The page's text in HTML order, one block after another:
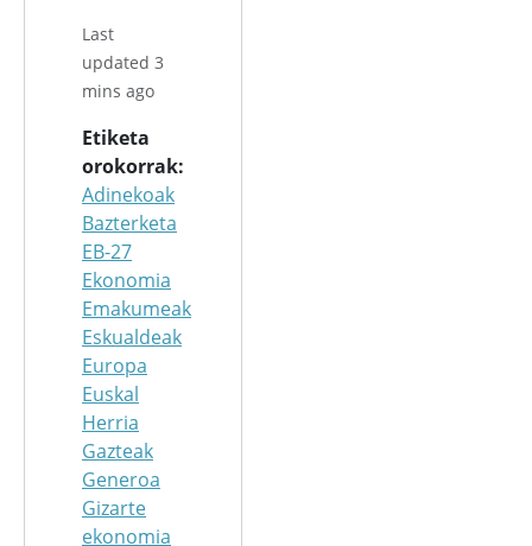
Last
updated 3
mins ago
Etiketa
orokorrak
Adinekoak
Bazterketa
EB-27
Ekonomia
Emakumeak
Eskualdeak
Europa
Euskal
Herria
Gazteak
Generoa
Gizarte
ekonomia